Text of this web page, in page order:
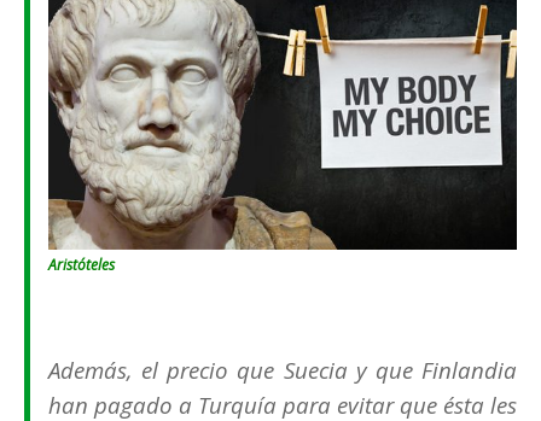
Aristóteles
Además, el precio que Suecia y que Finlandia
han pagado a Turquía para evitar que ésta les